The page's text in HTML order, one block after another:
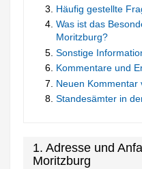
Häufig gestellte
Was ist das
Moritzburg?
Sonstige
Kommentare und
Neuen Kommentar
Standesämter in
1. Adresse und
Moritzburg